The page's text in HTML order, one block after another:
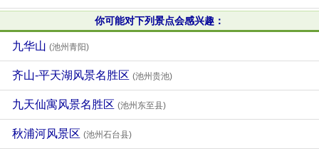
你可能对下列景点会感兴趣：
九华山 (池州青阳)
齐山-平天湖风景名胜区 (池州贵池)
九天仙寓风景名胜区 (池州东至县)
秋浦河风景区 (池州石台县)